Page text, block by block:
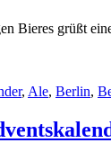
Bieres grüßt
, Ale, Berlin,